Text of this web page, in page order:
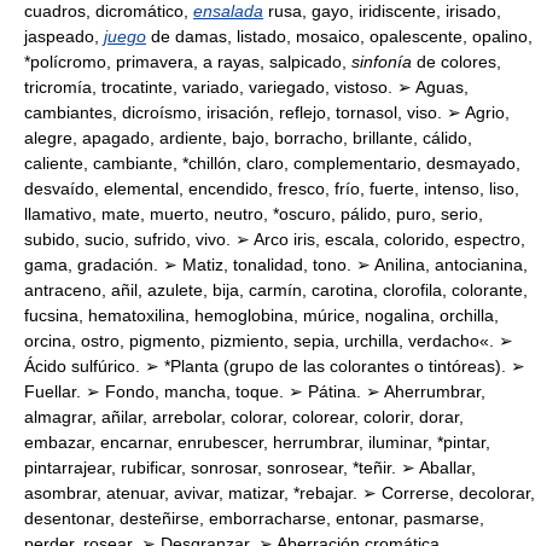
cuadros, dicromático, ensalada rusa, gayo, iridiscente, irisado,
jaspeado, juego de damas, listado, mosaico, opalescente, opalino,
*polícromo, primavera, a rayas, salpicado, sinfonía de colores,
tricromía, trocatinte, variado, variegado, vistoso. ➢ Aguas,
cambiantes, dicroísmo, irisación, reflejo, tornasol, viso. ➢ Agrio,
alegre, apagado, ardiente, bajo, borracho, brillante, cálido,
caliente, cambiante, *chillón, claro, complementario, desmayado,
desvaído, elemental, encendido, fresco, frío, fuerte, intenso, liso,
llamativo, mate, muerto, neutro, *oscuro, pálido, puro, serio,
subido, sucio, sufrido, vivo. ➢ Arco iris, escala, colorido, espectro,
gama, gradación. ➢ Matiz, tonalidad, tono. ➢ Anilina, antocianina,
antraceno, añil, azulete, bija, carmín, carotina, clorofila, colorante,
fucsina, hematoxilina, hemoglobina, múrice, nogalina, orchilla,
orcina, ostro, pigmento, pizmiento, sepia, urchilla, verdacho«. ➢
Ácido sulfúrico. ➢ *Planta (grupo de las colorantes o tintóreas). ➢
Fuellar. ➢ Fondo, mancha, toque. ➢ Pátina. ➢ Aherrumbrar,
almagrar, añilar, arrebolar, colorar, colorear, colorir, dorar,
embazar, encarnar, enrubescer, herrumbrar, iluminar, *pintar,
pintarrajear, rubificar, sonrosar, sonrosear, *teñir. ➢ Aballar,
asombrar, atenuar, avivar, matizar, *rebajar. ➢ Correrse, decolorar,
desentonar, desteñirse, emborracharse, entonar, pasmarse,